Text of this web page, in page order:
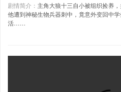
剧情简介： 主角大狼十三自小被组织捡养
他遭到神秘生物兵器刺中，竟意外变回中
活……